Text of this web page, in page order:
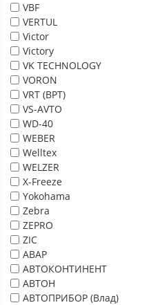
VBF
VERTUL
Victor
Victory
VK TECHNOLOGY
VORON
VRT (ВРТ)
VS-AVTO
WD-40
WEBER
Welltex
WELZER
X-Freeze
Yokohama
Zebra
ZEPRO
ZIC
АВАР
АВТОКОНТИНЕНТ
АВТОН
АВТОПРИБОР (Влад)